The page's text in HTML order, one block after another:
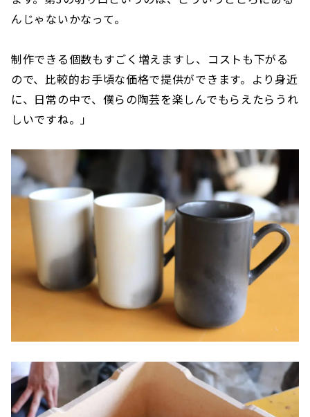
んじゃないかなって。
制作できる個数もすごく増えますし、コストも下がる
ので、比較的お手頃な価格で提供ができます。より身近
に、日常の中で、僕らの陶芸を楽しんでもらえたらうれ
しいですね。」